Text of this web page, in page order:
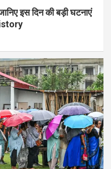
इस दिन की बड़ी घटनाएं